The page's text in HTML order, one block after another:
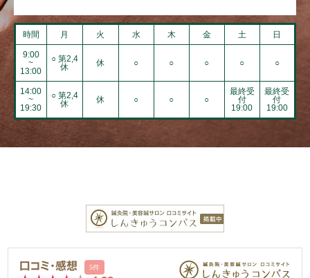
時間 月 火 水 木 金 土 日
9:00
~
13:00
○ 第2,4
休
休 ○ ○ ○ ○ ○
14:00
~
19:30
○ 第2,4
休
休 ○ ○ ○
最終受
付
19:00
最終受
付
19:00